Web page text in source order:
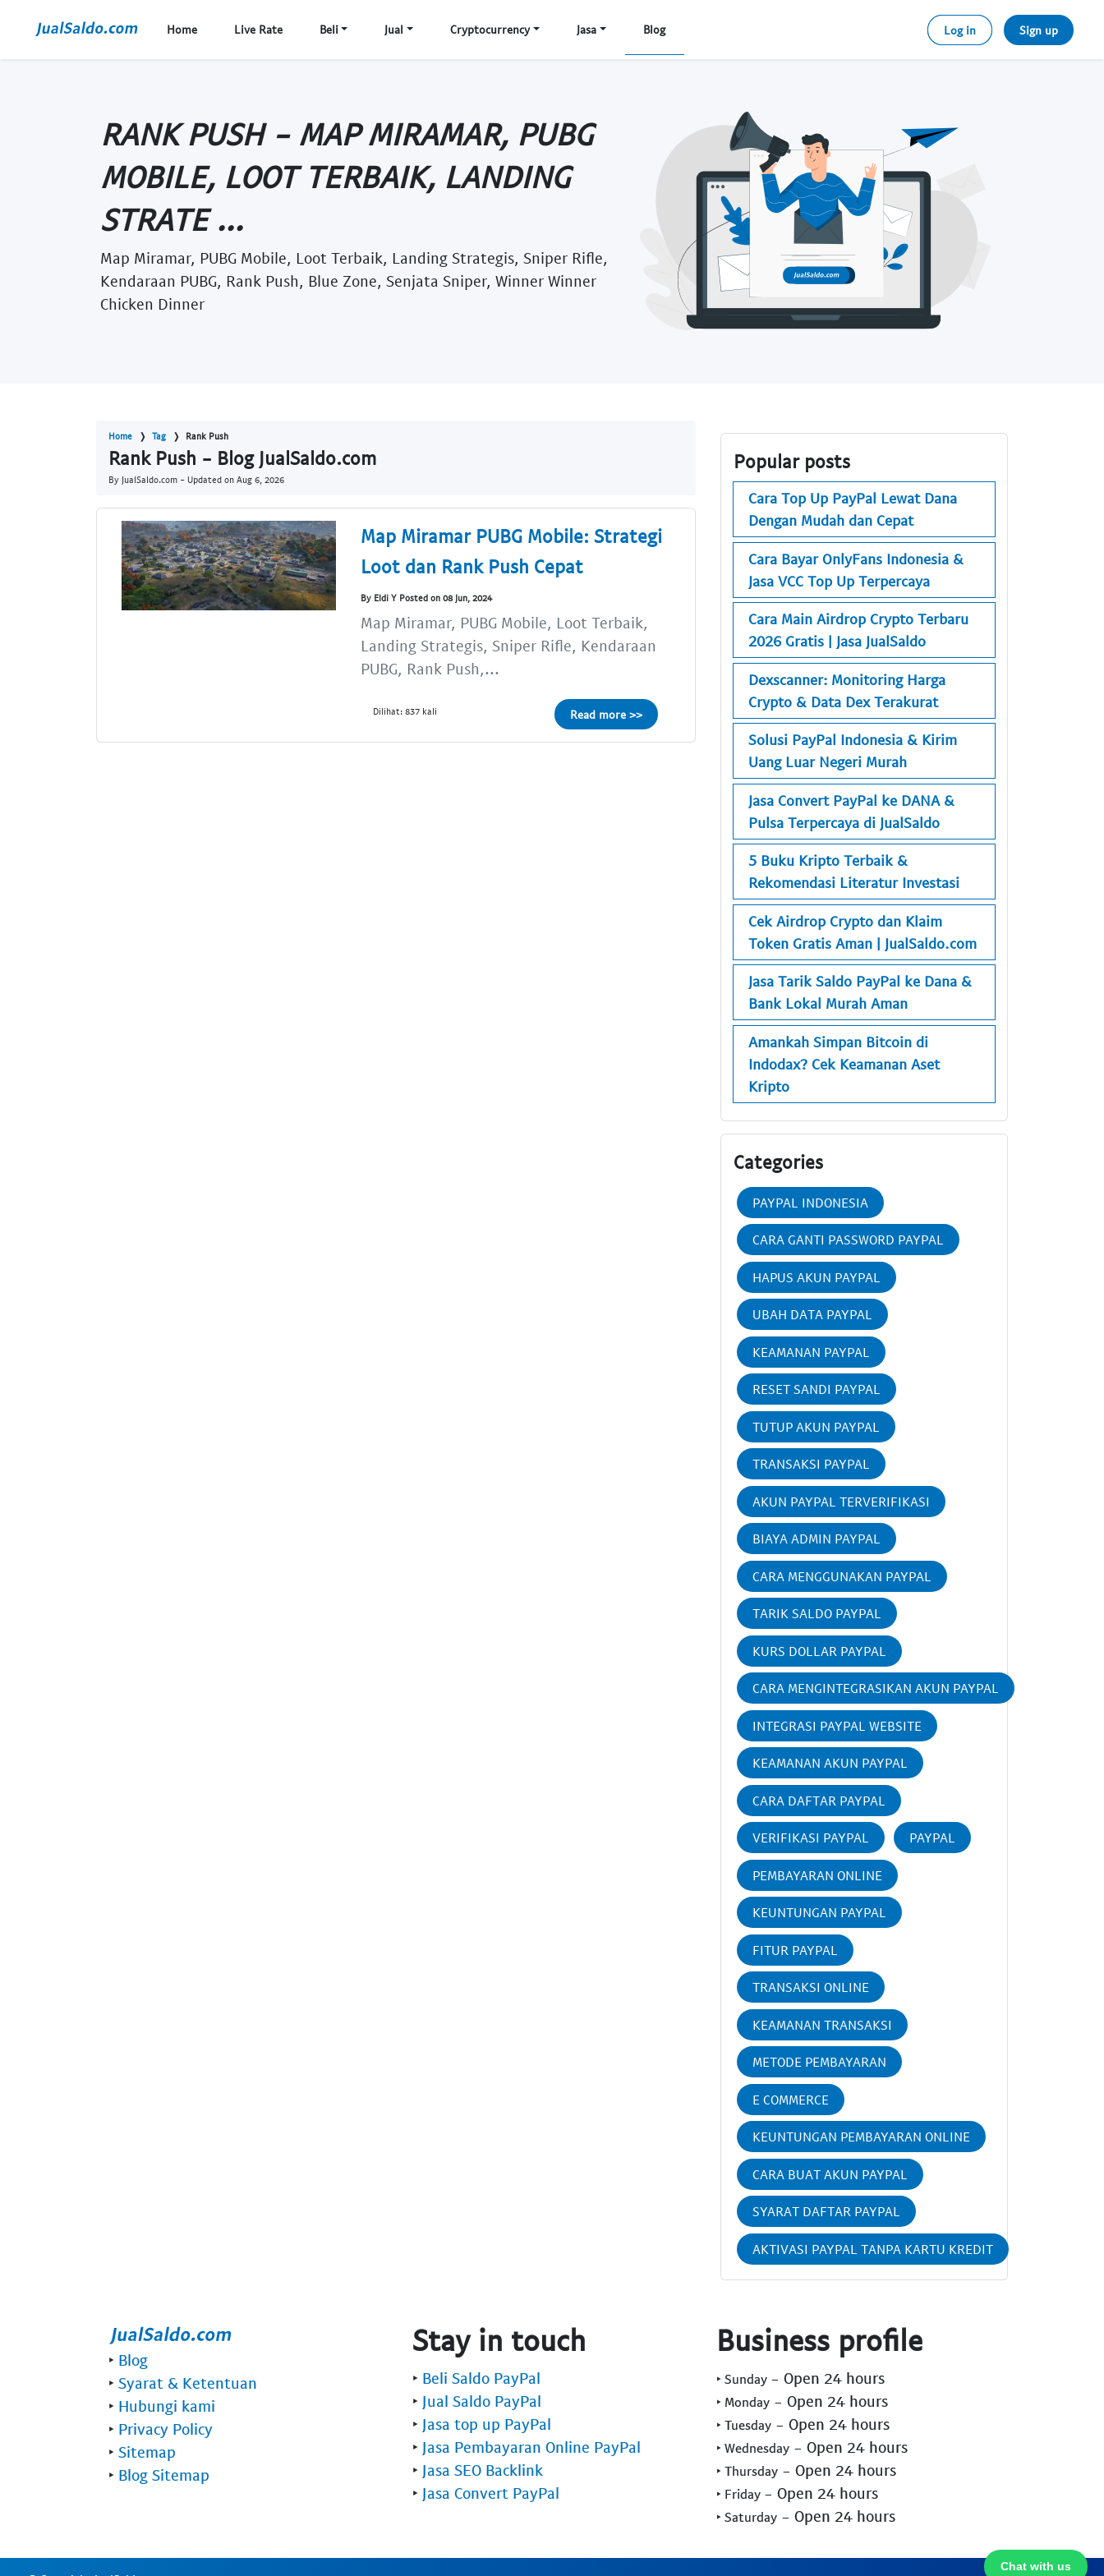
Home Live Rate Beli Jual Cryptocurrency Jasa Blog Log in Sign up
RANK PUSH - MAP MIRAMAR, PUBG
MOBILE, LOOT TERBAIK, LANDING
STRATE ...
Map Miramar, PUBG Mobile, Loot Terbaik, Landing Strategis, Sniper Rifle,
Kendaraan PUBG, Rank Push, Blue Zone, Senjata Sniper, Winner Winner
Chicken Dinner
Home Tag Rank Push
Rank Push - Blog JualSaldo.com
By JualSaldo.com - Updated on Aug 6, 2026
Map Miramar PUBG Mobile: Strategi
Loot dan Rank Push Cepat
By Eldi Y Posted on 08 Jun, 2024
Map Miramar, PUBG Mobile, Loot Terbaik,
Landing Strategis, Sniper Rifle, Kendaraan
PUBG, Rank Push,...
Dilihat: 837 kali Read more >>
Popular posts
Cara Top Up PayPal Lewat Dana
Dengan Mudah dan Cepat
Cara Bayar OnlyFans Indonesia &
Jasa VCC Top Up Terpercaya
Cara Main Airdrop Crypto Terbaru
2026 Gratis | Jasa JualSaldo
Dexscanner: Monitoring Harga
Crypto & Data Dex Terakurat
Solusi PayPal Indonesia & Kirim
Uang Luar Negeri Murah
Jasa Convert PayPal ke DANA &
Pulsa Terpercaya di JualSaldo
5 Buku Kripto Terbaik &
Rekomendasi Literatur Investasi
Cek Airdrop Crypto dan Klaim
Token Gratis Aman | JualSaldo.com
Jasa Tarik Saldo PayPal ke Dana &
Bank Lokal Murah Aman
Amankah Simpan Bitcoin di
Indodax? Cek Keamanan Aset
Kripto
Categories
PAYPAL INDONESIA
CARA GANTI PASSWORD PAYPAL
HAPUS AKUN PAYPAL
UBAH DATA PAYPAL
KEAMANAN PAYPAL
RESET SANDI PAYPAL
TUTUP AKUN PAYPAL
TRANSAKSI PAYPAL
AKUN PAYPAL TERVERIFIKASI
BIAYA ADMIN PAYPAL
CARA MENGGUNAKAN PAYPAL
TARIK SALDO PAYPAL
KURS DOLLAR PAYPAL
CARA MENGINTEGRASIKAN AKUN PAYPAL
INTEGRASI PAYPAL WEBSITE
KEAMANAN AKUN PAYPAL
CARA DAFTAR PAYPAL
VERIFIKASI PAYPAL PAYPAL
PEMBAYARAN ONLINE
KEUNTUNGAN PAYPAL
FITUR PAYPAL
TRANSAKSI ONLINE
KEAMANAN TRANSAKSI
METODE PEMBAYARAN
E COMMERCE
KEUNTUNGAN PEMBAYARAN ONLINE
CARA BUAT AKUN PAYPAL
SYARAT DAFTAR PAYPAL
AKTIVASI PAYPAL TANPA KARTU KREDIT
Chat with us
‣ Blog
‣ Syarat & Ketentuan
‣ Hubungi kami
‣ Privacy Policy
‣ Sitemap
‣ Blog Sitemap
Stay in touch
‣ Beli Saldo PayPal
‣ Jual Saldo PayPal
‣ Jasa top up PayPal
‣ Jasa Pembayaran Online PayPal
‣ Jasa SEO Backlink
‣ Jasa Convert PayPal
Business profile
‣ Sunday - Open 24 hours
‣ Monday - Open 24 hours
‣ Tuesday - Open 24 hours
‣ Wednesday - Open 24 hours
‣ Thursday - Open 24 hours
‣ Friday - Open 24 hours
‣ Saturday - Open 24 hours